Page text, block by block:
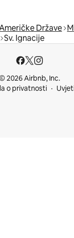
Države
Sv. Ignacije
2026 Airbnb, Inc.
o privatnosti